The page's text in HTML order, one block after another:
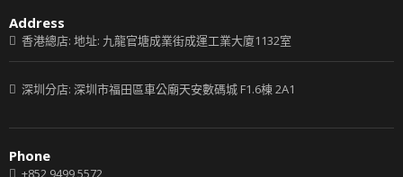
Address
香港總店: 地址: 九龍官塘成業街成運工業大廈1132室
深圳分店: 深圳市福田區車公廟天安數碼城 F1.6棟 2A1
Phone
+852 9499 5572